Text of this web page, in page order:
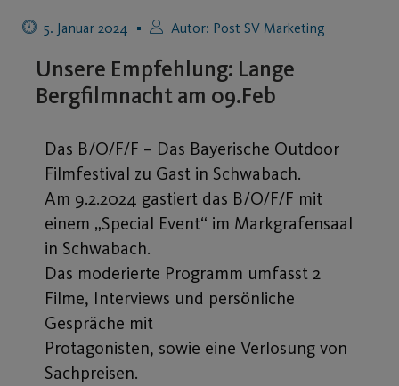
5. Januar 2024 Autor: Post SV Marketing
Unsere Empfehlung: Lange
Bergfilmnacht am 09.Feb
Das B/O/F/F – Das Bayerische Outdoor
Filmfestival zu Gast in Schwabach.
Am 9.2.2024 gastiert das B/O/F/F mit
einem „Special Event“ im Markgrafensaal
in Schwabach.
Das moderierte Programm umfasst 2
Filme, Interviews und persönliche
Gespräche mit
Protagonisten, sowie eine Verlosung von
Sachpreisen.